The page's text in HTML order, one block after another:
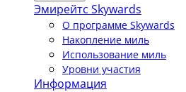
Эмирейтс Skywards
О программе Skywards
Накопление миль
Использование миль
Уровни участия
Информация